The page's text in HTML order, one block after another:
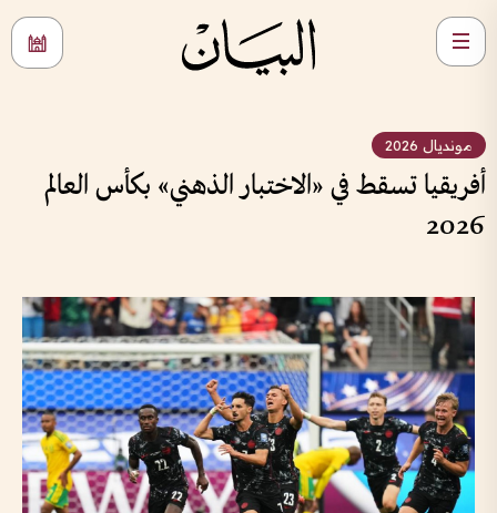
مونديال 2026
أفريقيا تسقط في «الاختبار الذهني» بكأس العالم
2026